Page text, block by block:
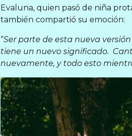
Evaluna, quien pasó de niña
también compartió su emoción:
“Ser parte de esta nueva
tiene un nuevo significado.
nuevamente, y todo esto